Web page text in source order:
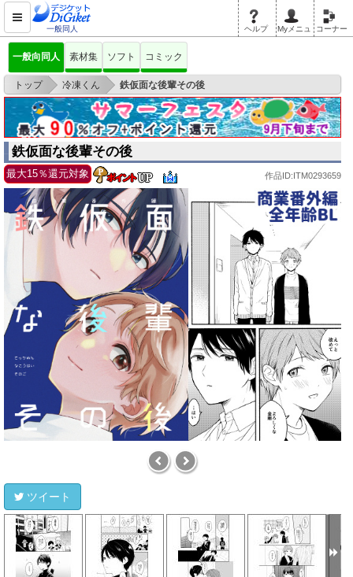
一般同人 ヘルプ Myメニュ コーナー
一般向同人 素材集 ソフト コミック
トップ > 冷凍くん > 鉄仮面な後輩その後
鉄仮面な後輩その後
最大15％還元対象 作品ID:ITM0293659
ツイート